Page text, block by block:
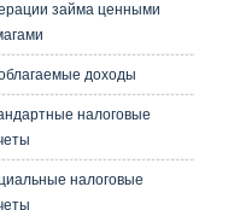
займа ценными
доходы
налоговые
налоговые